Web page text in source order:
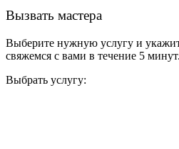
Вызвать мастера
Выберите нужную услугу и
свяжемся с вами в течение 5 минут.
Выбрать услугу: